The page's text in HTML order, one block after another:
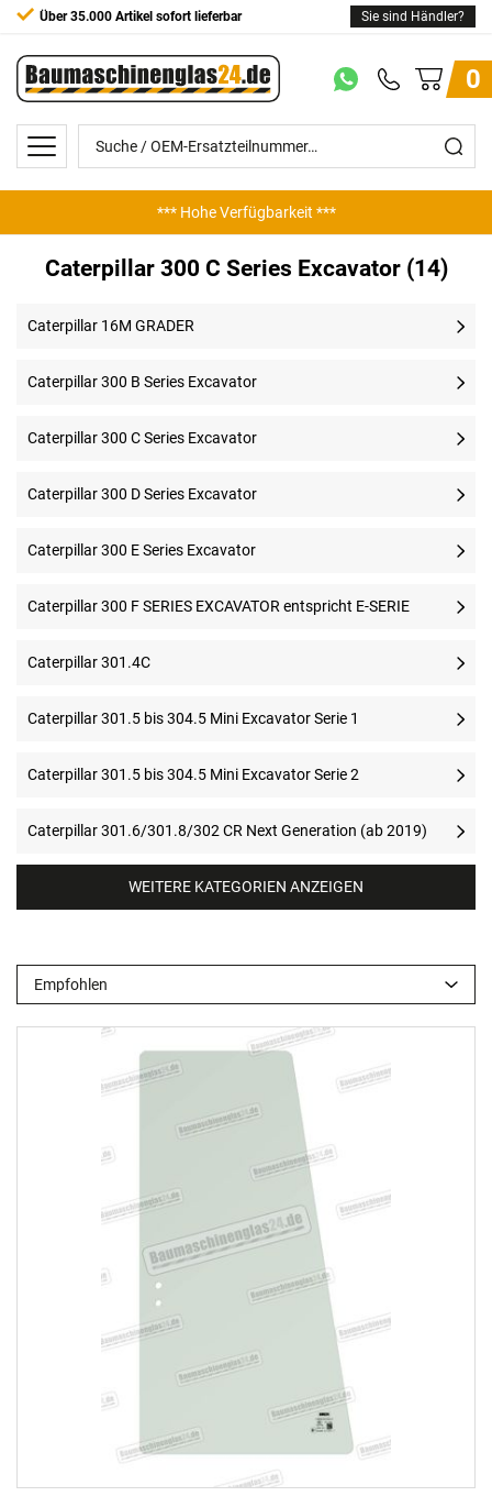
Über 35.000 Artikel sofort lieferbar Sie sind Händler?
0
*** Hohe Verfügbarkeit ***
Caterpillar 300 C Series Excavator (14)
Caterpillar 16M GRADER
Caterpillar 300 B Series Excavator
Caterpillar 300 C Series Excavator
Caterpillar 300 D Series Excavator
Caterpillar 300 E Series Excavator
Caterpillar 300 F SERIES EXCAVATOR entspricht E-SERIE
Caterpillar 301.4C
Caterpillar 301.5 bis 304.5 Mini Excavator Serie 1
Caterpillar 301.5 bis 304.5 Mini Excavator Serie 2
Caterpillar 301.6/301.8/302 CR Next Generation (ab 2019)
WEITERE KATEGORIEN ANZEIGEN